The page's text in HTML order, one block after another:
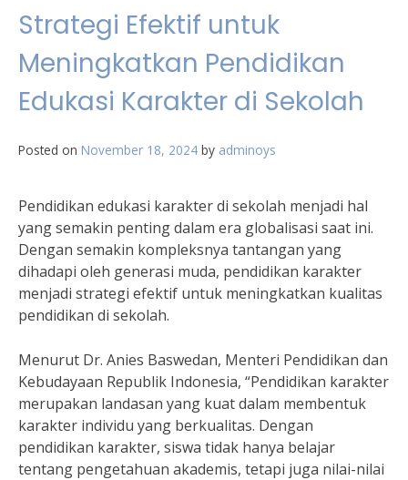
Strategi Efektif untuk
Meningkatkan Pendidikan
Edukasi Karakter di Sekolah
Posted on November 18, 2024 by adminoys
Pendidikan edukasi karakter di sekolah menjadi hal
yang semakin penting dalam era globalisasi saat ini.
Dengan semakin kompleksnya tantangan yang
dihadapi oleh generasi muda, pendidikan karakter
menjadi strategi efektif untuk meningkatkan kualitas
pendidikan di sekolah.
Menurut Dr. Anies Baswedan, Menteri Pendidikan dan
Kebudayaan Republik Indonesia, “Pendidikan karakter
merupakan landasan yang kuat dalam membentuk
karakter individu yang berkualitas. Dengan
pendidikan karakter, siswa tidak hanya belajar
tentang pengetahuan akademis, tetapi juga nilai-nilai